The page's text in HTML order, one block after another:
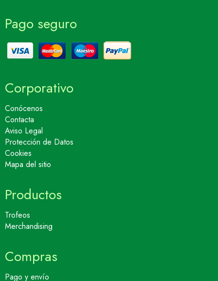
Pago seguro
Corporativo
Conócenos
Contacta
Aviso Legal
Protección de Datos
Cookies
Mapa del sitio
Productos
Trofeos
Merchandising
Compras
Pago y envío